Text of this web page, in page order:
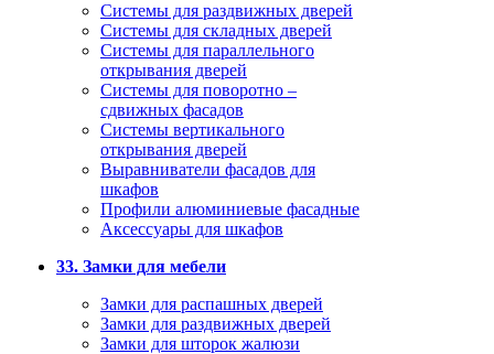
Системы для раздвижных дверей
Системы для складных дверей
Системы для параллельного
открывания дверей
Системы для поворотно –
сдвижных фасадов
Системы вертикального
открывания дверей
Выравниватели фасадов для
шкафов
Профили алюминиевые фасадные
Аксессуары для шкафов
33. Замки для мебели
Замки для распашных дверей
Замки для раздвижных дверей
Замки для шторок жалюзи